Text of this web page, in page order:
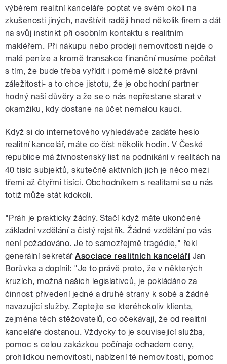
pause
výběrem realitní kanceláře poptat ve svém okolí na
zkušenosti jiných, navštívit raději hned několik firem a dát
na svůj instinkt při osobním kontaktu s realitním
makléřem. Při nákupu nebo prodeji nemovitosti nejde o
malé peníze a kromě transakce finanční musíme počítat
s tím, že bude třeba vyřídit i poměrně složité právní
záležitosti- a to chce jistotu, že je obchodní partner
hodný naší důvěry a že se o nás nepřestane starat v
okamžiku, kdy dostane na účet nemalou kauci.
Když si do internetového vyhledávače zadáte heslo
realitní kancelář, máte co číst několik hodin. V České
republice má živnostenský list na podnikání v realitách na
40 tisíc subjektů, skutečně aktivních jich je něco mezi
třemi až čtyřmi tisíci. Obchodníkem s realitami se u nás
totiž může stát kdokoli.
"Práh je prakticky žádný. Stačí když máte ukončené
základní vzdělání a čistý rejstřík. Žádné vzdělání po vás
není požadováno. Je to samozřejmě tragédie," řekl
generální sekretářAsociace realitních kanceláříJan
Borůvka a doplnil: "Je to právě proto, že v některých
kruzích, možná našich legislativců, je pokládáno za
činnost přivedení jedné a druhé strany k sobě a žádné
navazující služby. Zeptejte se kteréhokoliv klienta,
zejména těch stěžovatelů, co očekávají, že od realitní
kanceláře dostanou. Vždycky to je související služba,
pomoc s celou zakázkou počínaje odhadem ceny,
prohlídkou nemovitosti, nabízení té nemovitosti, pomoc